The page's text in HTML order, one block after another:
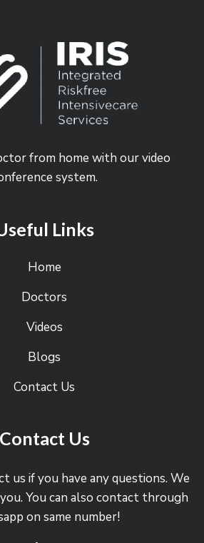
from home with our video
system.
Links
Home
Doctors
Videos
Blogs
Contact Us
Contact Us
us if you have any questions. We
You can also contact through
on same number!